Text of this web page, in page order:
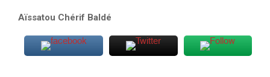
Aïssatou Chérif Baldé